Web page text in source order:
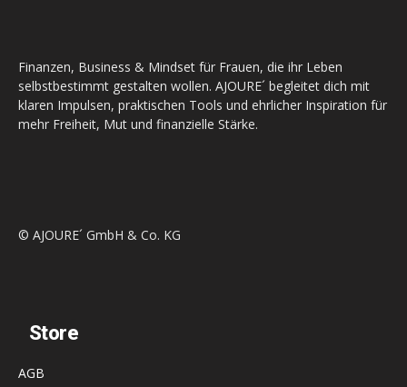
Finanzen, Business & Mindset für Frauen, die ihr Leben
selbstbestimmt gestalten wollen. AJOURE´ begleitet dich mit
klaren Impulsen, praktischen Tools und ehrlicher Inspiration für
mehr Freiheit, Mut und finanzielle Stärke.
© AJOURE´ GmbH & Co. KG
Store
AGB